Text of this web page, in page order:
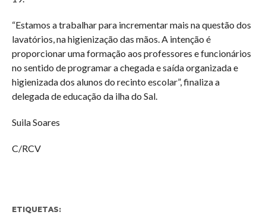
“Estamos a trabalhar para incrementar mais na questão dos
lavatórios, na higienização das mãos. A intenção é
proporcionar uma formação aos professores e funcionários
no sentido de programar a chegada e saída organizada e
higienizada dos alunos do recinto escolar”, finaliza a
delegada de educação da ilha do Sal.
Suila Soares
C/RCV
ETIQUETAS: